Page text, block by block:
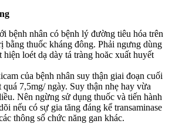
bệnh nhân có bệnh lý đường tiêu hóa trên
bằng thuốc kháng đông. Phải ngưng dùng
loét dạ dày tá tràng hoăc xuất huyết
của bệnh nhân suy thận giai đoạn cuối
7,5mg/ ngày. Suy thận nhẹ hay vừa
Nên ngừng sử dụng thuốc và tiến hành
nếu có sự gia tăng đáng kể transaminase
thông số chức năng gan khác.